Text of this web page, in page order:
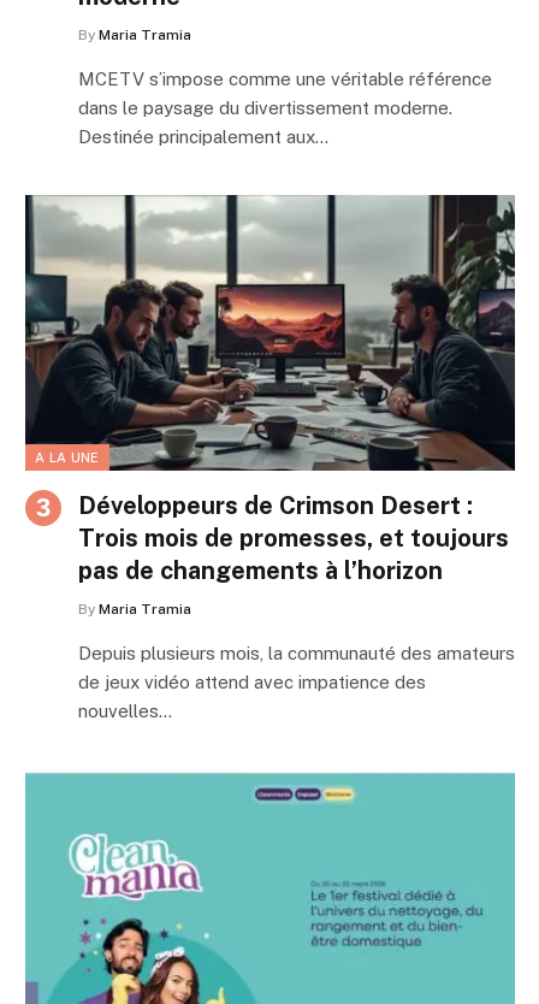
By Maria Tramia
MCETV s’impose comme une véritable référence
dans le paysage du divertissement moderne.
Destinée principalement aux…
A LA UNE
Développeurs de Crimson Desert :
Trois mois de promesses, et toujours
pas de changements à l’horizon
By Maria Tramia
Depuis plusieurs mois, la communauté des amateurs
de jeux vidéo attend avec impatience des
nouvelles…